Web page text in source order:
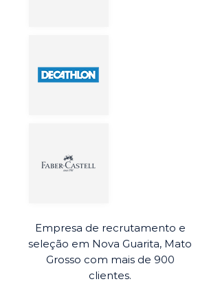
Empresa de recrutamento e
seleção em Nova Guarita, Mato
Grosso com mais de 900
clientes.